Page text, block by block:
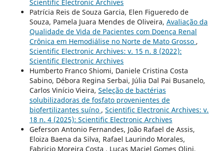
Scientific Electronic Archives
Patrícia Reis de Souza Garcia, Elen Figueredo de
Souza, Pamela Juara Mendes de Oliveira, Avaliação da
Qualidade de Vida de Pacientes com Doença Renal
Crônica em Hemodiálise no Norte de Mato Grosso ,
Scientific Electronic Archives: v. 15 n. 8 (2022):
Scientific Electronic Archives
Humberto Franco Shiomi, Daniele Cristina Costa
Sabino, Débora Regina Serbai, Júlia Dal Pai Busanelo,
Carlos Vinício Vieira, Seleção de bactérias
solubilizadoras de fosfato provenientes de
biofertilizantes suíno , Scientific Electronic Archives: v.
18 n. 4 (2025): Scientific Electronic Archives
Geferson Antonio Fernandes, João Rafael de Assis,
Eloiza Baena da Silva, Rafael Laurindo Morales,
Fabricio Moreira Costa , Lucas Maciel Gomes Olini,